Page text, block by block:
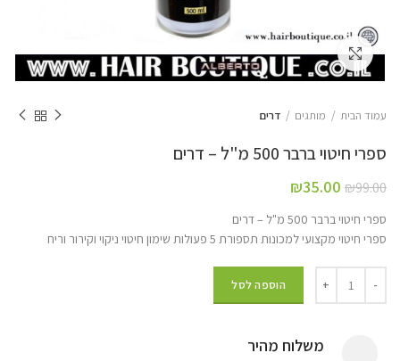
Click to enlarge
עמוד הבית מותגים דרים
ספרי חיטוי ברבר 500 מ"ל – דרים
₪99.00
₪35.00
ספרי חיטוי ברבר 500 מ"ל – דרים
ספרי חיטוי מקצועי למכונות תספורת 5 פעולות שימון חיטוי ניקוי וקירור וריח
הוספה לסל
משלוח מהיר